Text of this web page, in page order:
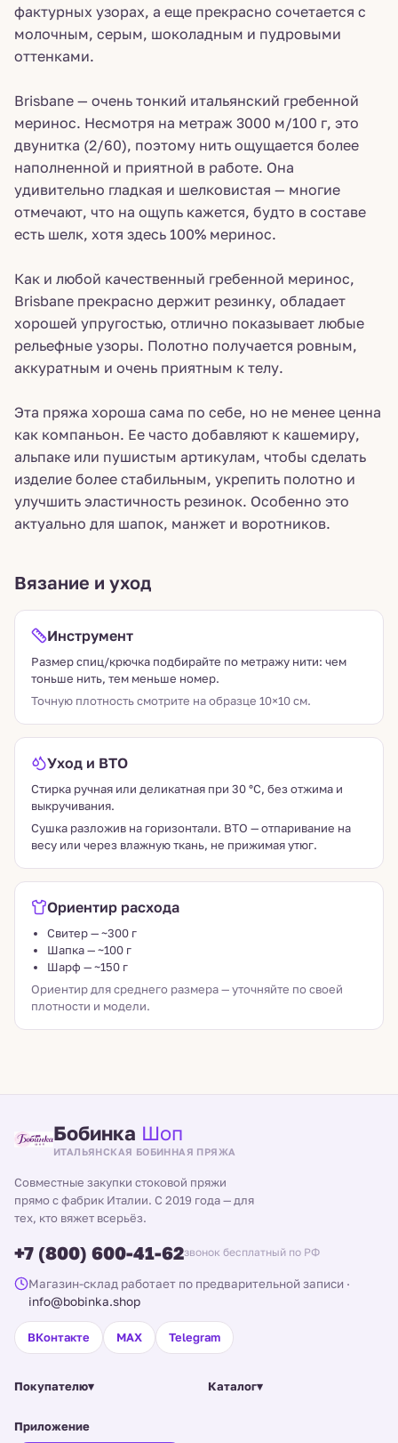
фактурных узорах, а еще прекрасно сочетается с
молочным, серым, шоколадным и пудровыми
оттенками.
Brisbane — очень тонкий итальянский гребенной
меринос. Несмотря на метраж 3000 м/100 г, это
двунитка (2/60), поэтому нить ощущается более
наполненной и приятной в работе. Она
удивительно гладкая и шелковистая — многие
отмечают, что на ощупь кажется, будто в составе
есть шелк, хотя здесь 100% меринос.
Как и любой качественный гребенной меринос,
Brisbane прекрасно держит резинку, обладает
хорошей упругостью, отлично показывает любые
рельефные узоры. Полотно получается ровным,
аккуратным и очень приятным к телу.
Эта пряжа хороша сама по себе, но не менее ценна
как компаньон. Ее часто добавляют к кашемиру,
альпаке или пушистым артикулам, чтобы сделать
изделие более стабильным, укрепить полотно и
улучшить эластичность резинок. Особенно это
актуально для шапок, манжет и воротников.
Вязание и уход
Инструмент
Размер спиц/крючка подбирайте по метражу нити: чем
тоньше нить, тем меньше номер.
Точную плотность смотрите на образце 10×10 см.
Уход и ВТО
Стирка ручная или деликатная при 30 °C, без отжима и
выкручивания.
Сушка разложив на горизонтали. ВТО — отпаривание на
весу или через влажную ткань, не прижимая утюг.
Ориентир расхода
Свитер — ~300 г
Шапка — ~100 г
Шарф — ~150 г
Ориентир для среднего размера — уточняйте по своей
плотности и модели.
Бобинка Шоп
ИТАЛЬЯНСКАЯ БОБИННАЯ ПРЯЖА
Совместные закупки стоковой пряжи
прямо с фабрик Италии. С 2019 года — для
тех, кто вяжет всерьёз.
+7 (800) 600-41-62звонок бесплатный по РФ
Магазин-склад работает по предварительной записи ·
info@bobinka.shop
ВКонтакте MAX Telegram
Покупателю▾ Каталог▾
Приложение